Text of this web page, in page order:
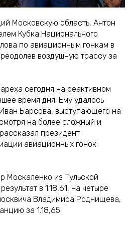
Московскую область, Антон
Кубка Национального
по авиационным гонкам в
воздушную трассу за
сегодня на реактивном
время дня. Ему удалось
Барсова, выступающего на
на более сложный и
президент
авиационных гонок
Москаленко из Тульской
в 1.18,61, на четыре
Владимира Роднищева,
за 1.18,65.